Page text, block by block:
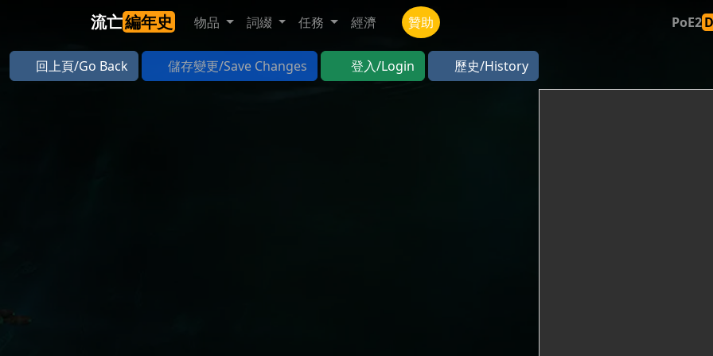
流亡編年史 物品 詞綴 任務 經濟 贊助 PoE2
回上頁/Go Back 儲存變更/Save Changes 登入/Login 歷史/History